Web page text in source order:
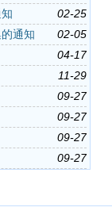
02-25
02-05
通知
04-17
11-29
09-27
09-27
09-27
09-27